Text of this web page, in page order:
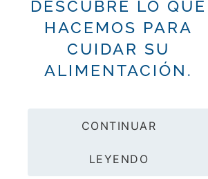
DESCUBRE LO QUE
HACEMOS PARA
CUIDAR SU
ALIMENTACIÓN.
CONTINUAR
LEYENDO